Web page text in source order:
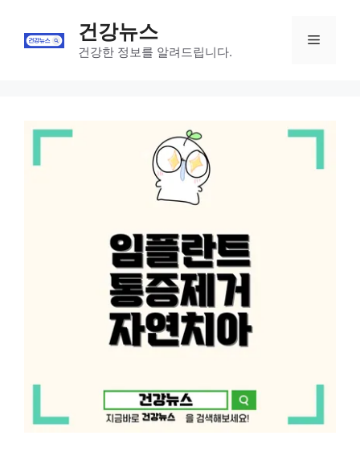
content
건강뉴스
건강한 정보를 알려드립니다.
Menu